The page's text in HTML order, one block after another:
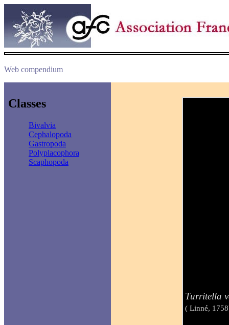
Web compendium
Classes
Bivalvia
Cephalopoda
Gastropoda
Polyplacophora
Scaphopoda
Turritella
( Linné,